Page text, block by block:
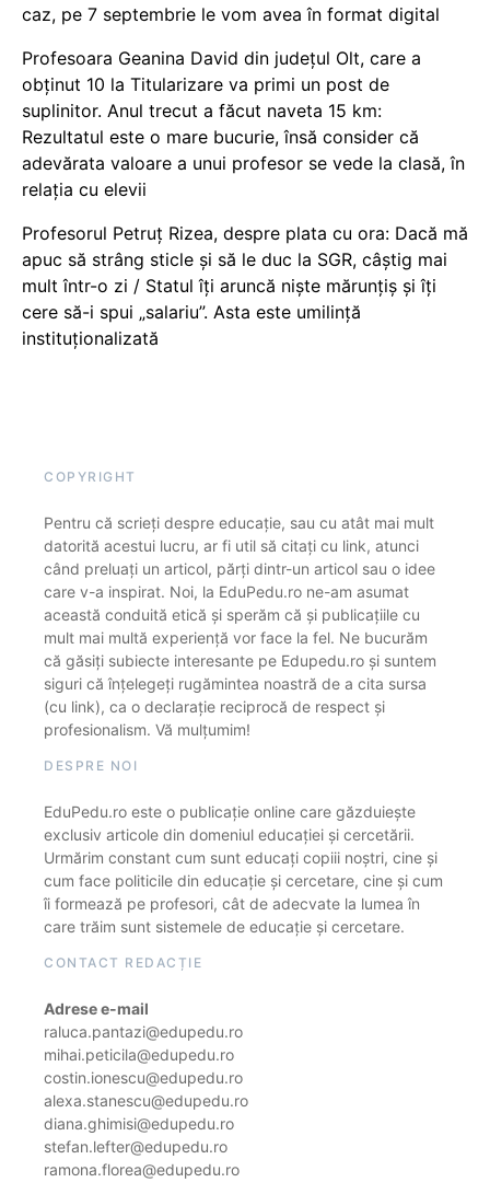
caz, pe 7 septembrie le vom avea în format digital
Profesoara Geanina David din județul Olt, care a
obținut 10 la Titularizare va primi un post de
suplinitor. Anul trecut a făcut naveta 15 km:
Rezultatul este o mare bucurie, însă consider că
adevărata valoare a unui profesor se vede la clasă, în
relația cu elevii
Profesorul Petruț Rizea, despre plata cu ora: Dacă mă
apuc să strâng sticle și să le duc la SGR, câștig mai
mult într-o zi / Statul îți aruncă niște mărunțiș și îți
cere să-i spui „salariu”. Asta este umilință
instituționalizată
COPYRIGHT
Pentru că scrieți despre educație, sau cu atât mai mult
datorită acestui lucru, ar fi util să citați cu link, atunci
când preluați un articol, părți dintr-un articol sau o idee
care v-a inspirat. Noi, la EduPedu.ro ne-am asumat
această conduită etică și sperăm că și publicațiile cu
mult mai multă experiență vor face la fel. Ne bucurăm
că găsiți subiecte interesante pe Edupedu.ro și suntem
siguri că înțelegeți rugămintea noastră de a cita sursa
(cu link), ca o declarație reciprocă de respect și
profesionalism. Vă mulțumim!
DESPRE NOI
EduPedu.ro este o publicație online care găzduiește
exclusiv articole din domeniul educației și cercetării.
Urmărim constant cum sunt educați copiii noștri, cine și
cum face politicile din educație și cercetare, cine și cum
îi formează pe profesori, cât de adecvate la lumea în
care trăim sunt sistemele de educație și cercetare.
CONTACT REDACȚIE
Adrese e-mail
raluca.pantazi@edupedu.ro
mihai.peticila@edupedu.ro
costin.ionescu@edupedu.ro
alexa.stanescu@edupedu.ro
diana.ghimisi@edupedu.ro
stefan.lefter@edupedu.ro
ramona.florea@edupedu.ro